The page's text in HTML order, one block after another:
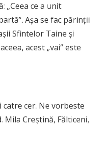
„Ceea ce a unit
Aşa se fac părinţii
Sfintelor Taine şi
acest „vai” este
cer. Ne vorbeste
Mila Creştină, Fălticeni,